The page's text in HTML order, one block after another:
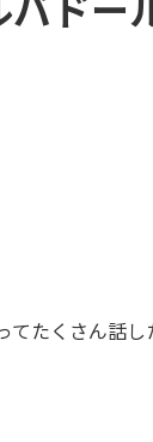
たくさん話し